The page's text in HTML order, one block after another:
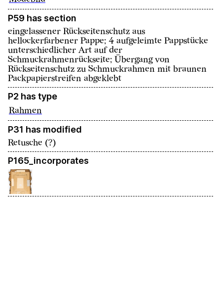
P59 has section
eingelassener Rückseitenschutz aus
hellockerfarbener Pappe; 4 aufgeleimte Pappstücke
unterschiedlicher Art auf der
Schmuckrahmenrückseite; Übergang von
Rückseitenschutz zu Schmuckrahmen mit braunen
Packpapierstreifen abgeklebt
P2 has type
Rahmen
P31 has modified
Retusche (?)
P165_incorporates